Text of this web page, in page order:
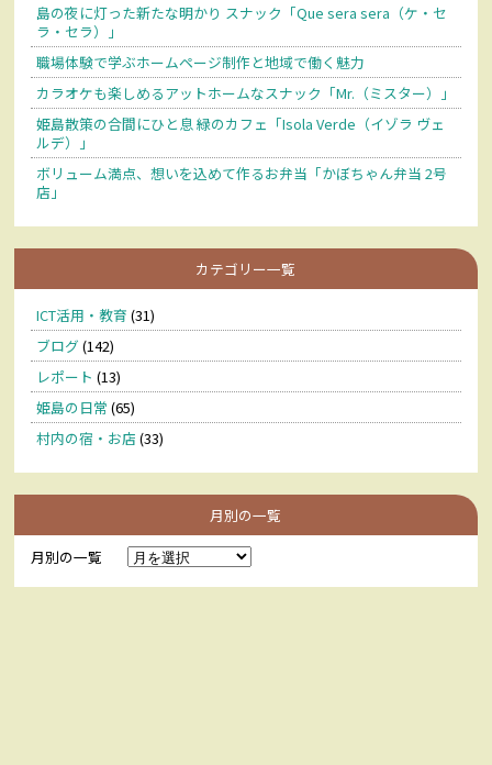
島の夜に灯った新たな明かり スナック「Que sera sera（ケ・セ
ラ・セラ）」
職場体験で学ぶホームページ制作と地域で働く魅力
カラオケも楽しめるアットホームなスナック「Mr.（ミスター）」
姫島散策の合間にひと息 緑のカフェ「Isola Verde（イゾラ ヴェ
ルデ）」
ボリューム満点、想いを込めて作るお弁当「かぼちゃん弁当 2号
店」
カテゴリー一覧
ICT活用・教育 (31)
ブログ (142)
レポート (13)
姫島の日常 (65)
村内の宿・お店 (33)
月別の一覧
月別の一覧